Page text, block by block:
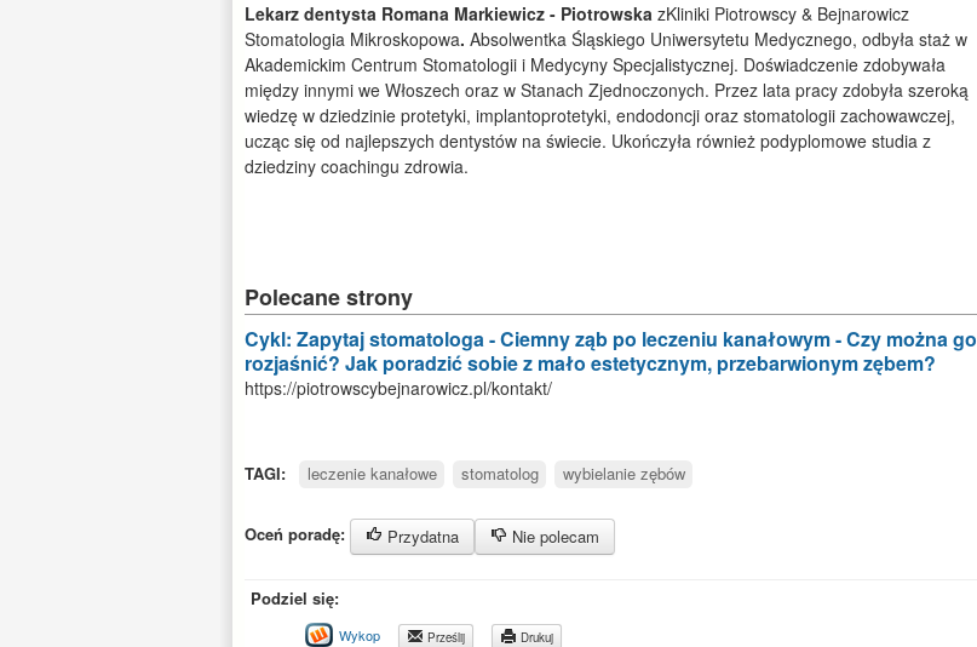
Lekarz dentysta Romana Markiewicz - Piotrowska zKliniki Piotrowscy & Bejnarowicz
Stomatologia Mikroskopowa. Absolwentka Śląskiego Uniwersytetu Medycznego, odbyła staż w
Akademickim Centrum Stomatologii i Medycyny Specjalistycznej. Doświadczenie zdobywała
między innymi we Włoszech oraz w Stanach Zjednoczonych. Przez lata pracy zdobyła szeroką
wiedzę w dziedzinie protetyki, implantoprotetyki, endodoncji oraz stomatologii zachowawczej,
ucząc się od najlepszych dentystów na świecie. Ukończyła również podyplomowe studia z
dziedziny coachingu zdrowia.
Polecane strony
Cykl: Zapytaj stomatologa - Ciemny ząb po leczeniu kanałowym - Czy można go
rozjaśnić? Jak poradzić sobie z mało estetycznym, przebarwionym zębem?
https://piotrowscybejnarowicz.pl/kontakt/
TAGI: leczenie kanałowe stomatolog wybielanie zębów
Oceń poradę: Przydatna Nie polecam
Podziel się:
Wykop Prześlij Drukuj